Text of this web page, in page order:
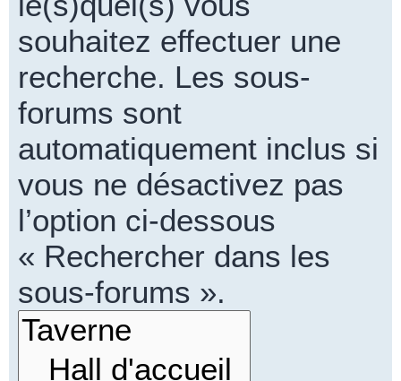
souhaitez effectuer une
recherche. Les sous-
forums sont
automatiquement inclus si
vous ne désactivez pas
l’option ci-dessous
« Rechercher dans les
sous-forums ».